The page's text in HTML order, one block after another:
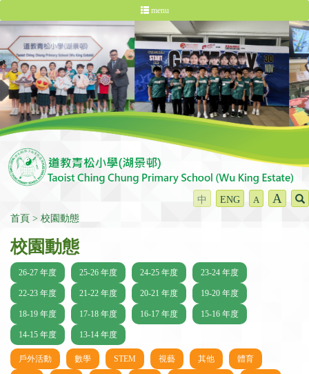
menu
中 ENG A A
首頁 校園動態
校園動態
26-27 年度 25-26 年度 24-25 年度 23-24 年度
22-23 年度 21-22 年度 20-21 年度 19-20 年度
18-19 年度 17-18 年度 16-17 年度 15-16 年度
14-15 年度 13-14 年度
戶外活動 數學 STEM 視藝 其他 體育